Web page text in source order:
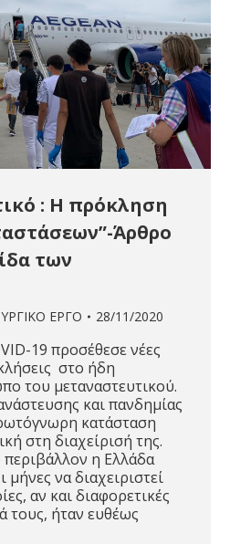
: Η πρόκληση
Άρθρο
των
ΕΡΓΟ 28/11/2020
19 προσέθεσε νέες
στο ήδη
του μεταναστευτικού.
και πανδημίας
κατάσταση
στη διαχείρισή της.
η Ελλάδα
μήνες να διαχειριστεί
αν και διαφορετικές
τους, ήταν ευθέως